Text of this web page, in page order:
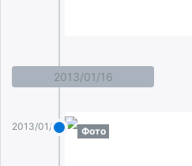
2013/01/16
2013/01/16 Фото